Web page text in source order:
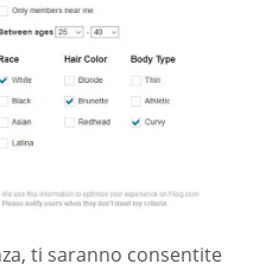
ti saranno consentite